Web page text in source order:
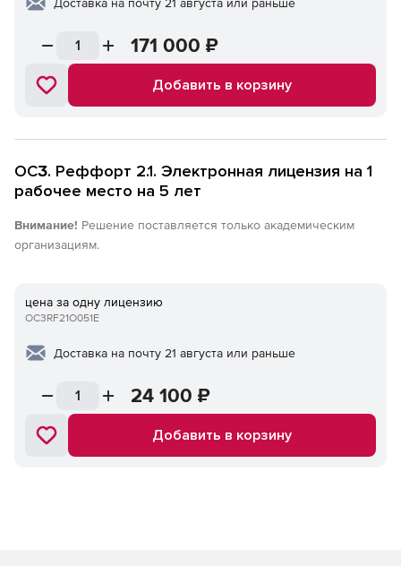
171 000 ₽
Добавить в корзину
ОСӠ. Реффорт 2.1. Электронная лицензия на 1
рабочее место на 5 лет
Внимание! Решение поставляется только академическим
организациям.
цена за одну лицензию
OC3RF21О051E
Доставка на почту 21 августа или раньше
24 100 ₽
Добавить в корзину